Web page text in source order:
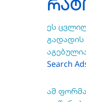
ეს
გადადის
Search
ამ